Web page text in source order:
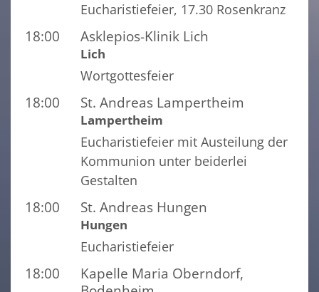
Eucharistiefeier, 17.30 Rosenkranz
18:00 Asklepios-Klinik Lich
Lich
Wortgottesfeier
18:00 St. Andreas Lampertheim
Lampertheim
Eucharistiefeier mit Austeilung der
Kommunion unter beiderlei
Gestalten
18:00 St. Andreas Hungen
Hungen
Eucharistiefeier
18:00
Kapelle Maria Oberndorf,